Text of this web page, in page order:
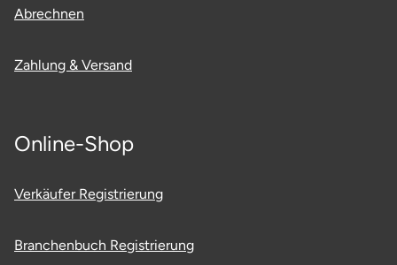
Abrechnen
Zahlung & Versand
Online-Shop
Verkäufer Registrierung
Branchenbuch Registrierung
Mettingen
Moers
Mönchengladbach
München
Münster